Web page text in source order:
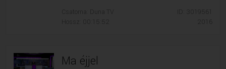
Csatorna: Duna TV
Hossz: 00:15:52
Ma éjjel